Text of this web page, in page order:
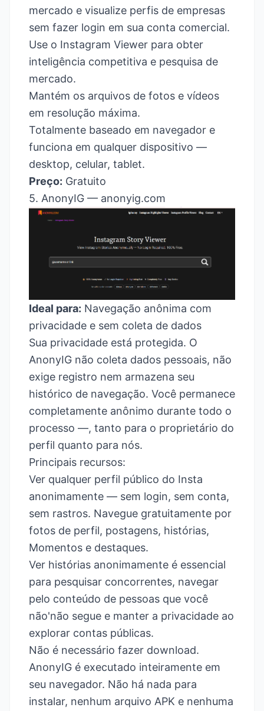
mercado e visualize perfis de empresas
sem fazer login em sua conta comercial.
Use o Instagram Viewer para obter
inteligência competitiva e pesquisa de
mercado.
Mantém os arquivos de fotos e vídeos
em resolução máxima.
Totalmente baseado em navegador e
funciona em qualquer dispositivo —
desktop, celular, tablet.
Preço: Gratuito
5. AnonyIG — anonyig.com
Ideal para: Navegação anônima com
privacidade e sem coleta de dados
Sua privacidade está protegida. O
AnonyIG não coleta dados pessoais, não
exige registro nem armazena seu
histórico de navegação. Você permanece
completamente anônimo durante todo o
processo —, tanto para o proprietário do
perfil quanto para nós.
Principais recursos:
Ver qualquer perfil público do Insta
anonimamente — sem login, sem conta,
sem rastros. Navegue gratuitamente por
fotos de perfil, postagens, histórias,
Momentos e destaques.
Ver histórias anonimamente é essencial
para pesquisar concorrentes, navegar
pelo conteúdo de pessoas que você
não'não segue e manter a privacidade ao
explorar contas públicas.
Não é necessário fazer download.
AnonyIG é executado inteiramente em
seu navegador. Não há nada para
instalar, nenhum arquivo APK e nenhuma